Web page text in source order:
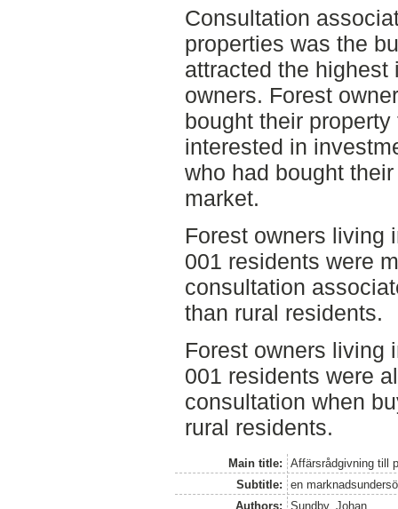
Consultation
properties was the
attracted the highest
owners. Forest
bought their
interested in
who had bought
market.
Forest owners living
001 residents were
consultation
than rural residents.
Forest owners living
001 residents were
consultation when
rural residents.
Main title:
Affärsrådgivning till
Subtitle:
en
Authors:
Sundby, Johan